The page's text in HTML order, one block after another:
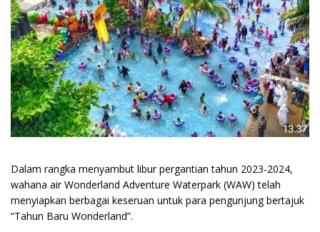
Dalam rangka menyambut libur pergantian tahun 2023-2024,
wahana air Wonderland Adventure Waterpark (WAW) telah
menyiapkan berbagai keseruan untuk para pengunjung bertajuk
“Tahun Baru Wonderland”.